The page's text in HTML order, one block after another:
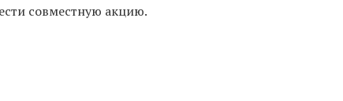
совместную акцию.